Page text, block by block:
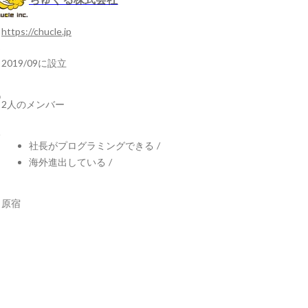
https://chucle.jp
2019/09に設立
2人のメンバー
社長がプログラミングできる /
海外進出している /
原宿